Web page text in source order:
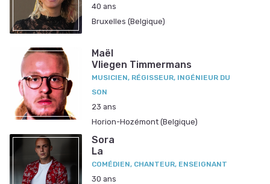
40 ans
Bruxelles (Belgique)
Maël
Vliegen Timmermans
MUSICIEN, RÉGISSEUR, INGÉNIEUR DU
SON
23 ans
Horion-Hozémont (Belgique)
Sora
La
COMÉDIEN, CHANTEUR, ENSEIGNANT
30 ans